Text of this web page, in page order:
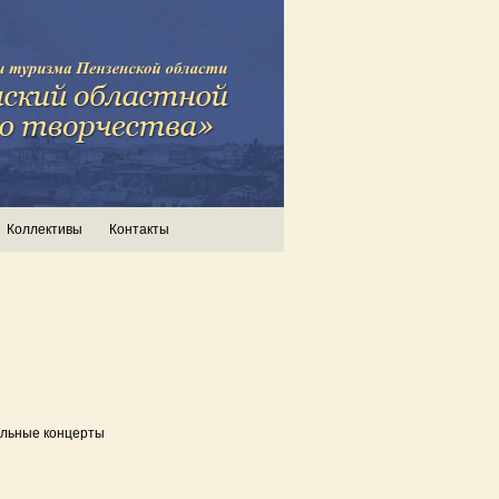
Коллективы Контакты
концерты